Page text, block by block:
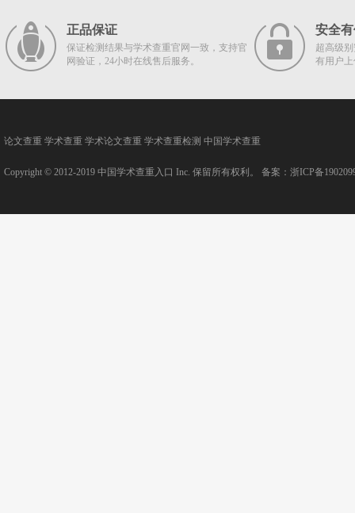
正品保证
保证检测结果与学术查重官网一致，支持官
网验证，24小时在线售后服务。
安全
超高级
有用户
论文查重 学术查重 学术论文查重 学术查重检测 中国学术查重
Copyright © 2012-2019 中国学术查重入口 Inc. 保留所有权利。 备案： 浙ICP备